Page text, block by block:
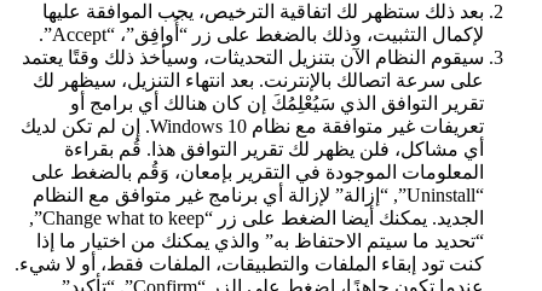
بعد ذلك ستظهر لك اتفاقية الترخيص، يجب الموافقة عليها
لإكمال التثبيت، وذلك بالضغط على زر “أُوافِق”، “Accept”.
سيقوم النظام الآن بتنزيل التحديثات، وسيأخذ ذلك وقتًا يعتمد
على سرعة اتصالك بالإنترنت. بعد انتهاء التنزيل، سيظهر لك
تقرير التوافق الذي سَيُعْلِمُكَ إن كان هنالك أي برامج أو
تعريفات غير متوافقة مع نظام Windows 10. إن لم تكن لديك
أي مشاكل، فلن يظهر لك تقرير التوافق هذا. قُم بقراءة
المعلومات الموجودة في التقرير بإمعان، وَقُم بالضغط على
“Uninstall”, “إزالة” لإزالة أي برنامج غير متوافق مع النظام
الجديد. يمكنك أيضا الضغط على زر “Change what to keep”,
“تحديد ما سيتم الاحتفاظ به” والذي يمكنك من اختيار ما إذا
كنت تود إبقاء الملفات والتطبيقات، الملفات فقط، أو لا شيء.